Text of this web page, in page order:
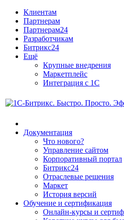
Клиентам
Партнерам
Партнерам24
Разработчикам
Битрикс24
Ещё
Крупные внедрения
Маркетплейс
Интеграция с 1С
Документация
Что нового?
Управление сайтом
Корпоративный портал
Битрикс24
Отраслевые решения
Маркет
История версий
Обучение и сертификация
Онлайн-курсы и